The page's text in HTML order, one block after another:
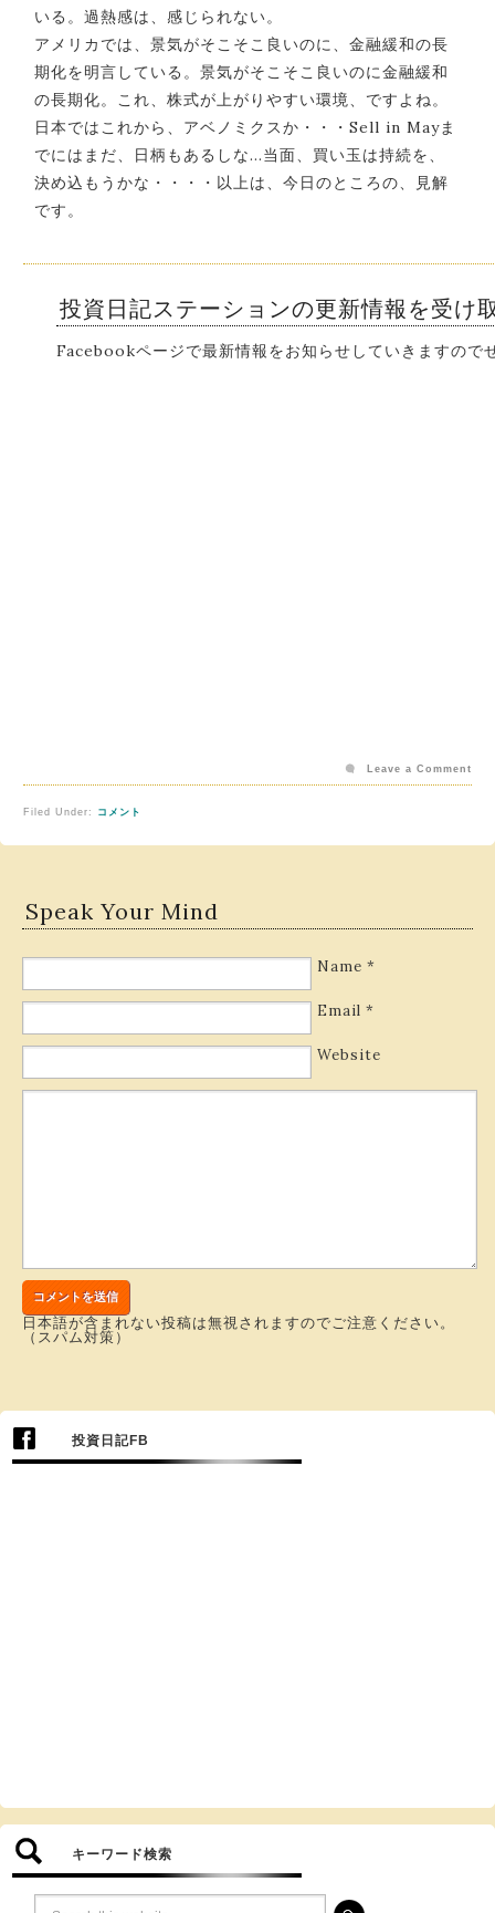
いる。過熱感は、感じられない。
アメリカでは、景気がそこそこ良いのに、金融緩和の長
期化を明言している。景気がそこそこ良いのに金融緩和
の長期化。これ、株式が上がりやすい環境、ですよね。
日本ではこれから、アベノミクスか・・・Sell in Mayま
でにはまだ、日柄もあるしな…当面、買い玉は持続を、
決め込もうかな・・・・以上は、今日のところの、見解
です。
投資日記ステーションの更新情報を受け
Facebookページで最新情報をお知らせしていきますので
Filed Under: コメント
Leave a Comment
Speak Your Mind
Name *
Email *
Website
日本語が含まれない投稿は無視されますのでご注意ください。
（スパム対策）
投資日記FB
キーワード検索